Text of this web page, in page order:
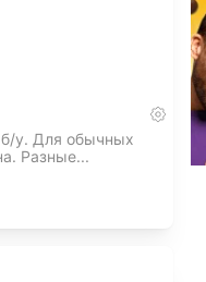
у. Для обычных
Разные...